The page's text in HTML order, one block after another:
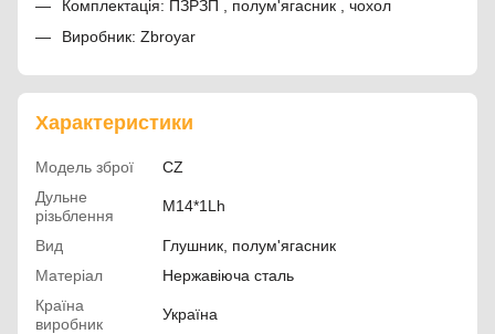
Комплектація: ПЗРЗП , полум'ягасник , чохол
Виробник: Zbroyar
Характеристики
Модель зброї
CZ
Дульне
різьблення
М14*1Lh
Вид
Глушник, полум'ягасник
Матеріал
Нержавіюча сталь
Країна
виробник
Україна